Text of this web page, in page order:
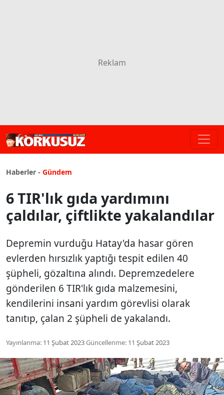
Haberler - Gündem
6 TIR'lık gıda yardımını
çaldılar, çiftlikte yakalandılar
Depremin vurduğu Hatay'da hasar gören
evlerden hırsızlık yaptığı tespit edilen 40
şüpheli, gözaltına alındı. Depremzedelere
gönderilen 6 TIR'lık gıda malzemesini,
kendilerini insani yardım görevlisi olarak
tanıtıp, çalan 2 şüpheli de yakalandı.
Yayınlanma: 11 Şubat 2023Güncellenme: 11 Şubat 2023